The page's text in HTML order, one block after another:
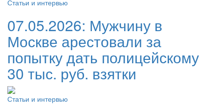
Статьи и интервью
07.05.2026: Мужчину в
Москве арестовали за
попытку дать полицейскому
30 тыс. руб. взятки
Статьи и интервью